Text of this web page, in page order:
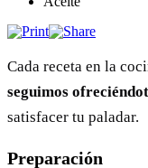
Cada receta en la
seguimos
satisfacer tu paladar.
Preparación